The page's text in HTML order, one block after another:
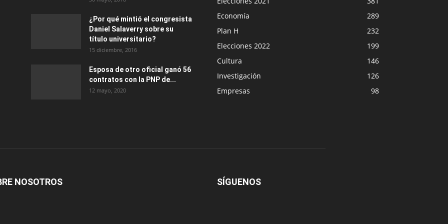
¿Por qué mintió el congresista
Daniel Salaverry sobre su
título universitario?
15 diciembre, 2016
Esposa de otro oficial ganó 56
contratos con la PNP de...
12 mayo, 2020
Economía
289
Plan H
232
Elecciones 2022
199
Cultura
146
Investigación
126
Empresas
98
NOSOTROS SÍGUENOS